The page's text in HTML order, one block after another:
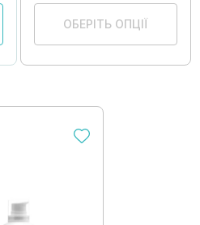
ОБЕРІТЬ ОПЦІЇ